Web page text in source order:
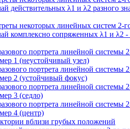
действительных λ1 и λ2 разного
некоторых линейных систем 2-
комплексно сопряженных λ1 и λ2 -
портрета линейной системы
1 (неустойчивый узел)
портрета линейной системы
2 (устойчивый фокус)
портрета линейной системы
3 (седло)
портрета линейной системы
4 (центр)
вблизи грубых положений